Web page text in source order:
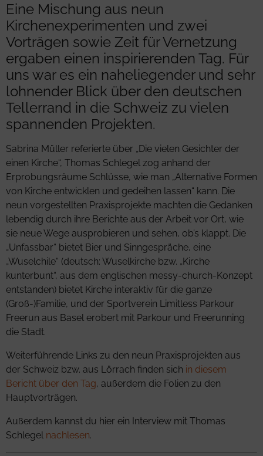
Eine Mischung aus neun
Kirchenexperimenten und zwei
Vorträgen sowie Zeit für Vernetzung
ergaben einen inspirierenden Tag. Für
uns war es ein naheliegender und sehr
lohnender Blick über den deutschen
Tellerrand in die Schweiz zu vielen
spannenden Projekten.
Sabrina Müller referierte über „Die vielen Gesichter der
einen Kirche“, Thomas Schlegel zog anhand der
Erprobungsräume Schlüsse, wie man „Alternative Formen
von Kirche entwicklen und gedeihen lassen“ kann. Die
neun vorgestellten Praxisprojekte machten die Gedanken
lebendig durch ihre Berichte aus der Arbeit vor Ort, wie
sie neue Wege ausprobieren und sehen, ob’s klappt. Die
„Unfassbar“ bietet Bier und Sinngespräche, eine
„Wuselchile“ (deutsch: Wuselkirche bzw. „Kirche
kunterbunt“, aus dem englischen messy-church-Konzept
entstanden) bietet Kirche interaktiv für die ganze
(Groß-)Familie, und der Sportverein Limitless Parkour
Freerun aus Basel erobert mit Parkour und Freerunning
die Stadt.
Weiterführende Links zu den neun Praxisprojekten aus
der Schweiz bzw. aus Lörrach finden sich in diesem
Bericht über den Tag, außerdem die Folien zu den
Hauptvorträgen.
Außerdem kannst du hier ein Interview mit Thomas
Schlegel nachlesen.